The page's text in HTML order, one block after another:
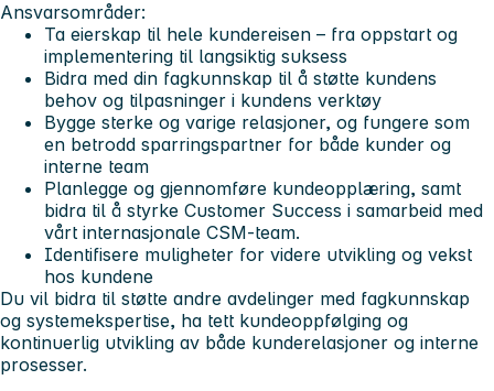
Ansvarsområder:
Ta eierskap til hele kundereisen – fra oppstart og
implementering til langsiktig suksess
Bidra med din fagkunnskap til å støtte kundens
behov og tilpasninger i kundens verktøy
Bygge sterke og varige relasjoner, og fungere som
en betrodd sparringspartner for både kunder og
interne team
Planlegge og gjennomføre kundeopplæring, samt
bidra til å styrke Customer Success i samarbeid med
vårt internasjonale CSM-team.
Identifisere muligheter for videre utvikling og vekst
hos kundene
Du vil bidra til støtte andre avdelinger med fagkunnskap
og systemekspertise, ha tett kundeoppfølging og
kontinuerlig utvikling av både kunderelasjoner og interne
prosesser.